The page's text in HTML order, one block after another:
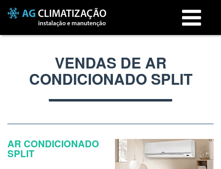
Menu
VENDAS DE AR
CONDICIONADO SPLIT
AR CONDICIONADO
SPLIT